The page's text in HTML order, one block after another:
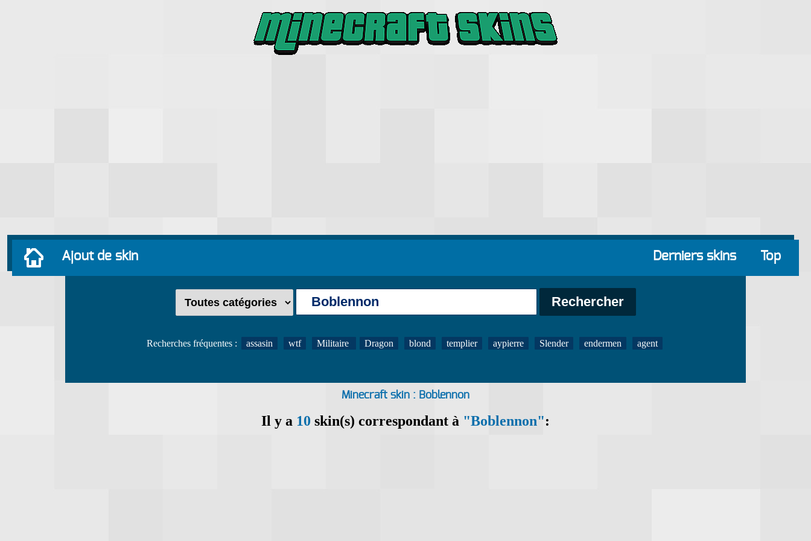
Ajout de skin Top
Derniers skins
Recherches fréquentes : assasin wtf Militaire Dragon blond templier aypierre Slender endermen agent
Minecraft skin : Boblennon
Il y a 10 skin(s) correspondant à "Boblennon":